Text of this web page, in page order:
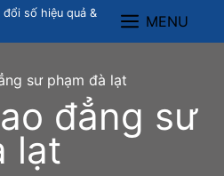
số hiệu quả &
Menu
MENU
sư phạm đà lạt
đẳng sư
lạt